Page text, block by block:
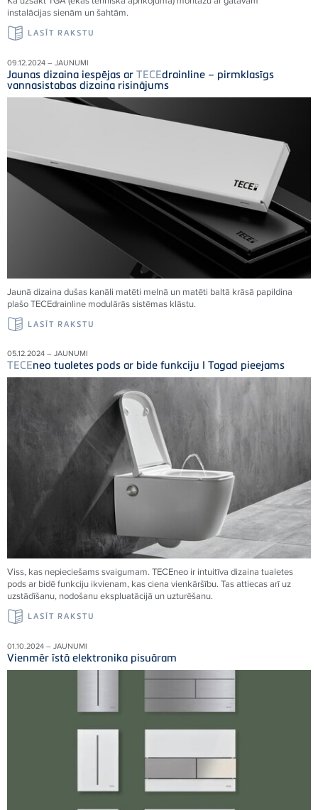
instalācijas sienām un šahtām.
LASĪT RAKSTU
09.12.2024 – JAUNUMI
Jaunas dizaina iespējas ar TECEdrainline – pirmklasīgs
vannasistabas dizaina risinājums
Jaunā dizaina dušas kanāli matēti melnā un matēti baltā krāsā papildina
plašoTECEdrainline modulārās sistēmas klāstu.
LASĪT RAKSTU
05.12.2024 – JAUNUMI
TECEneo tualetes pods ar bide funkciju I Tagad pieejams
Viss, kas nepieciešams svaigumam. TECEneo ir intuitīva dizaina tualetes
pods ar bidē funkciju ikvienam, kas ciena vienkāršību. Tas attiecas arī uz
uzstādīšanu, nodošanu ekspluatācijā un uzturēšanu.
LASĪT RAKSTU
01.10.2024 – JAUNUMI
Vienmēr īstā elektronika pisuāram